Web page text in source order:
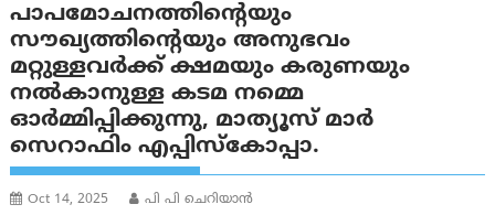
പാപമോചനത്തിന്റെയും
സൗഖ്യത്തിന്റെയും അനുഭവം
മറ്റുള്ളവർക്ക് ക്ഷമയും കരുണയും
നൽകാനുള്ള കടമ നമ്മെ
ഓർമ്മിപ്പിക്കുന്നു, മാത്യൂസ് മാർ
സെറാഫിം എപ്പിസ്കോപ്പാ.
Oct 14, 2025 പി പി ചെറിയാൻ